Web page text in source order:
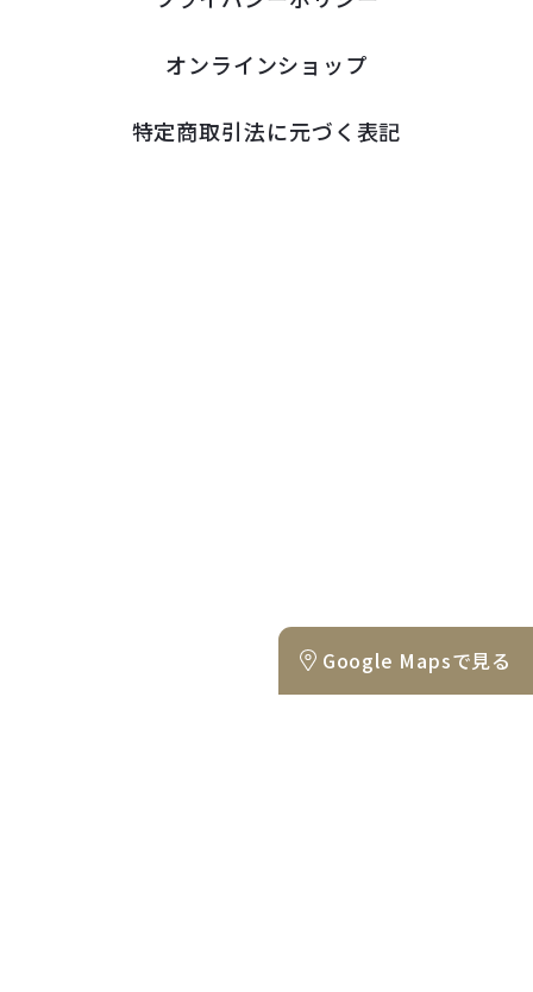
オンラインショップ
特定商取引法に元づく表記
Google Mapsで見る